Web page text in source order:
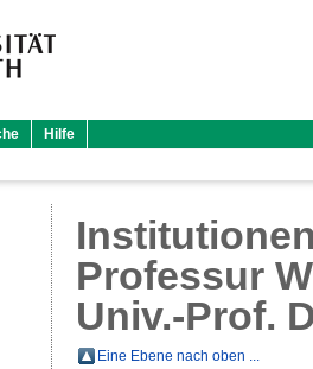
Hilfe
Professur
Univ.-Prof.
Eine Ebene nach oben ...